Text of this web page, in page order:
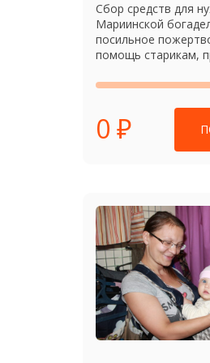
Сбор средств для
Мариинской
посильное
помощь старикам,
0 ₽